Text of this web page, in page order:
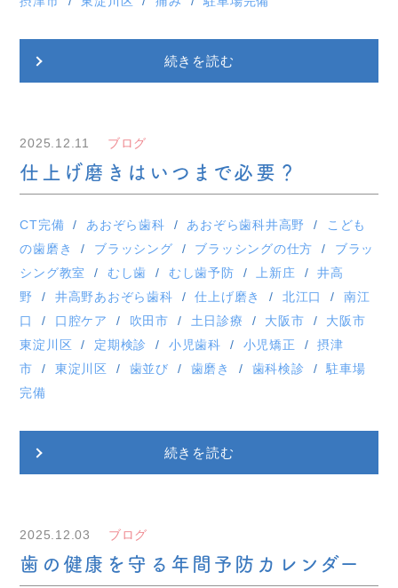
続きを読む
2025.12.11 ブログ
仕上げ磨きはいつまで必要？
CT完備 あおぞら歯科 あおぞら歯科井高野
こども
の歯磨き
ブラッシング ブラッシングの仕方
ブラッ
シング教室
むし歯 むし歯予防 上新庄
井高
野
井高野あおぞら歯科 仕上げ磨き 北江口
南江
口
口腔ケア 吹田市 土日診療 大阪市
大阪市
東淀川区
定期検診 小児歯科 小児矯正
摂津
市
東淀川区 歯並び 歯磨き 歯科検診
駐車場
完備
続きを読む
2025.12.03 ブログ
歯の健康を守る年間予防カレンダー